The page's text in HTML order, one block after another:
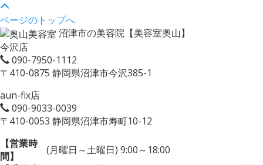
ページのトップへ
沼津市の美容院【美容室奥山】
今沢店
090-7950-1112
〒410-0875 静岡県沼津市今沢385-1
aun-fix店
090-9033-0039
〒410-0053 静岡県沼津市寿町10-12
【営業時
間】
(月曜日～土曜日) 9:00～18:00